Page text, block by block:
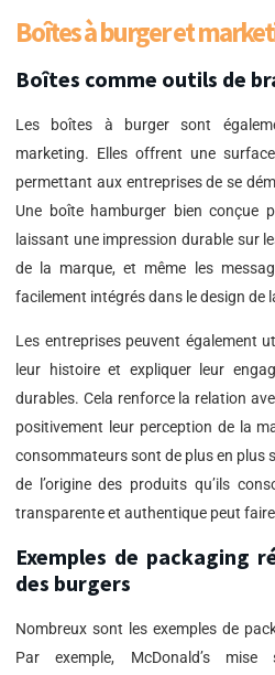
Boîtes à burger et
Boîtes comme outils de
Les boîtes à burger sont
marketing. Elles offrent une
permettant aux entreprises de se
Une boîte hamburger bien conçue
laissant une impression durable sur
de la marque, et même les
facilement intégrés dans le design de
Les entreprises peuvent également
leur histoire et expliquer leur
durables. Cela renforce la relation
positivement leur perception de la
consommateurs sont de plus en plus
de l’origine des produits qu’ils
transparente et authentique peut
Exemples de packaging
des burgers
Nombreux sont les exemples de
Par exemple, McDonald’s